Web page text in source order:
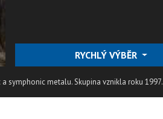
RYCHLÝ VÝBĚR
symphonic metalu. Skupina vznikla roku 1997.